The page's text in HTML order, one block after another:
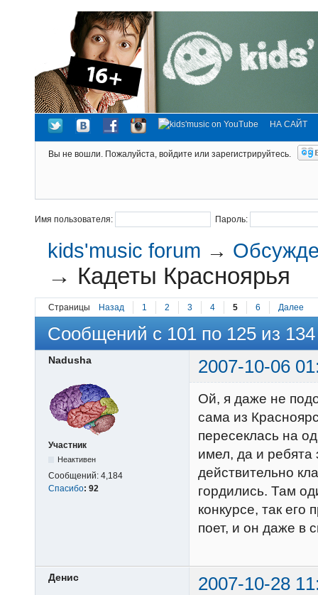
НА САЙТ
Вы не вошли. Пожалуйста, войдите или зарегистрируйтесь.
Имя пользователя: Пароль:
kids'music forum →
→ Кадеты Красноярья
Страницы Назад 1 2 3 4 5 6 Далее
Сообщений с 101 по 125 из 134
Nadusha 2007-10-06
Участник
Неактивен
Сообщений: 4,184
Спасибо: 92
Ой, я даже не
сама из
пересеклась на
имел, да и ребята
действительно
гордились. Там
конкурсе, так его
поет, и он даже в
Денис 2007-10-28